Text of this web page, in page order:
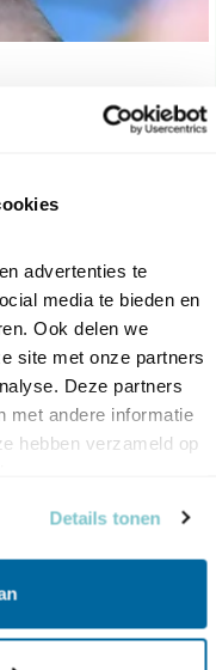
advertenties te
media te bieden en
Ook delen we
site met onze partners
Deze partners
met andere informatie
hebben verzameld op
Details tonen
liefhebbers